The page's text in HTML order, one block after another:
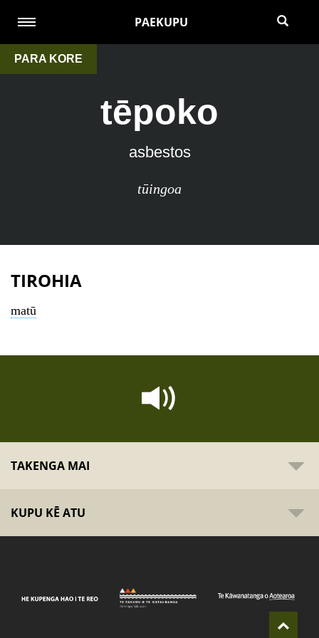
PAEKUPU
PARA KORE
tēpoko
asbestos
tūingoa
TIROHIA
matū
TAKENGA MAI
KUPU KĒ ATU